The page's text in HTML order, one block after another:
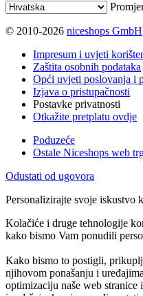
© 2010-2026 niceshops GmbH
Impresum i uvjeti
Zaštita osobnih podataka
Opći uvjeti poslovanja i
Izjava o pristupačnosti
Postavke privatnosti
Otkažite pretplatu ovdje
Poduzeće
Ostale Niceshops web
Odustati od ugovora
Personalizirajte svoje iskustvo
Kolačiće i druge tehnologije
kako bismo Vam ponudili
Kako bismo to postigli,
njihovom ponašanju i
optimizaciju naše web stranice